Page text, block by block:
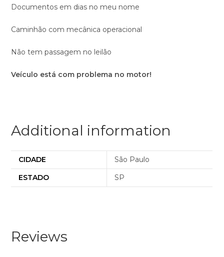
Documentos em dias no meu nome
Caminhão com mecânica operacional
Não tem passagem no leilão
Veículo está com problema no motor!
Additional information
CIDADE
São Paulo
ESTADO
SP
Reviews